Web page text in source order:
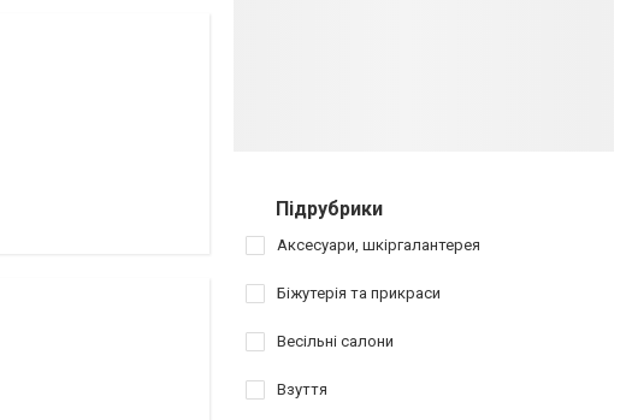
Підрубрики
Аксесуари, шкіргалантерея
Біжутерія та прикраси
Весільні салони
Взуття